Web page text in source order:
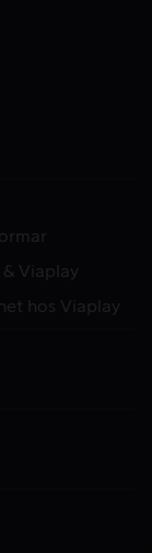
Viaplay
hos Viaplay